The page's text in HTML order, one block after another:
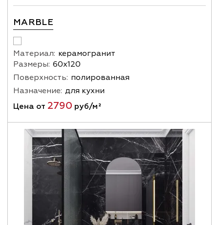
MARBLE
Материал: керамогранит
Размеры: 60х120
Поверхность: полированная
Назначение: для кухни
Цена от 2790 руб/м²